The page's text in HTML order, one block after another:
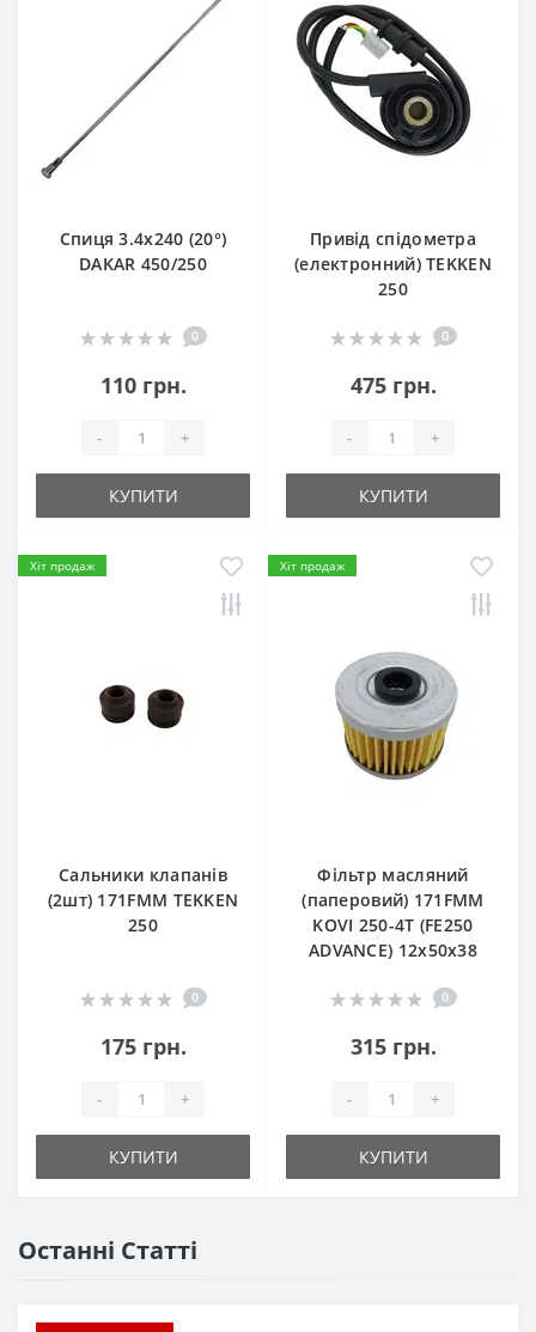
Спиця 3.4х240 (20°)
DAKAR 450/250
0
110 грн.
- +
КУПИТИ
Привід спідометра
(електронний) TEKKEN
250
0
475 грн.
- +
КУПИТИ
Хіт продаж
Сальники клапанів
(2шт) 171FMM TEKKEN
250
0
175 грн.
- +
КУПИТИ
Хіт продаж
Фільтр масляний
(паперовий) 171FMM
KOVI 250-4T (FE250
ADVANCE) 12х50х38
0
315 грн.
- +
КУПИТИ
Останні Статті